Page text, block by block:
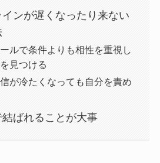
ンが遅くなったり来ない
ルで条件よりも相性を重視し
見つける
が冷たくなっても自分を責め
ばれることが大事